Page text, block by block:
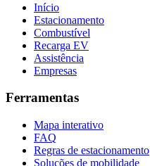
Início
Estacionamento
Combustível
Recarga EV
Assistência
Empresas
Ferramentas
Mapa interativo
FAQ
Regras de estacionamento
Soluções de mobilidade